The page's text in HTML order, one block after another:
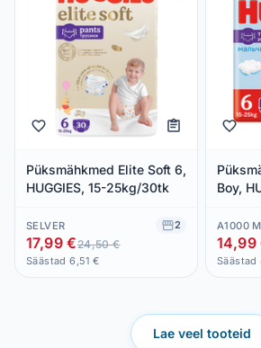
Püksmähkmed Elite Soft 6,
HUGGIES, 15-25kg/30tk
SELVER 2
17,99 €24,50 €
Säästad 6,51 €
Boy,
A1000
14,99
Säästad
Lae veel tooteid